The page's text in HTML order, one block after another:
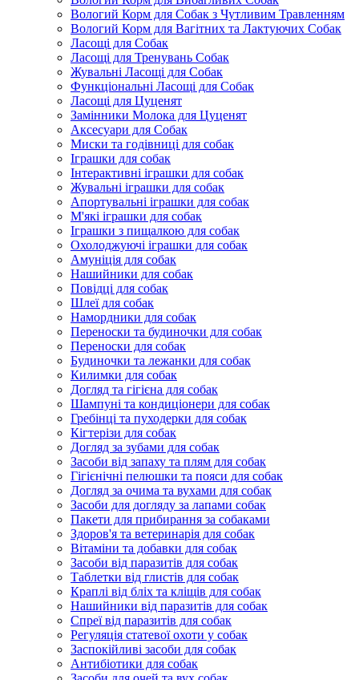
Вологий Корм для Собак з Чутливим Травленням
Вологий Корм для Вагітних та Лактуючих Собак
Ласощі для Собак
Ласощі для Тренувань Собак
Жувальні Ласощі для Собак
Функціональні Ласощі для Собак
Ласощі для Цуценят
Замінники Молока для Цуценят
Аксесуари для Собак
Миски та годівниці для собак
Іграшки для собак
Інтерактивні іграшки для собак
Жувальні іграшки для собак
Апортувальні іграшки для собак
М'які іграшки для собак
Іграшки з пищалкою для собак
Охолоджуючі іграшки для собак
Амуніція для собак
Нашийники для собак
Повідці для собак
Шлеї для собак
Намордники для собак
Переноски та будиночки для собак
Переноски для собак
Будиночки та лежанки для собак
Килимки для собак
Догляд та гігієна для собак
Шампуні та кондиціонери для собак
Гребінці та пуходерки для собак
Кігтерізи для собак
Догляд за зубами для собак
Засоби від запаху та плям для собак
Гігієнічні пелюшки та пояси для собак
Догляд за очима та вухами для собак
Засоби для догляду за лапами собак
Пакети для прибирання за собаками
Здоров'я та ветеринарія для собак
Вітаміни та добавки для собак
Засоби від паразитів для собак
Таблетки від глистів для собак
Краплі від бліх та кліщів для собак
Нашийники від паразитів для собак
Спреї від паразитів для собак
Регуляція статевої охоти у собак
Заспокійливі засоби для собак
Антибіотики для собак